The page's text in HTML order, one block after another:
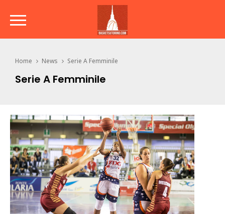
Home News Serie A Femminile
Serie A Femminile